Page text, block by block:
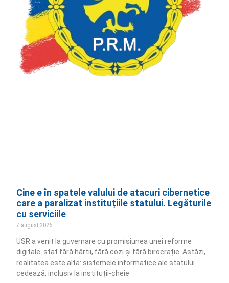
Cine e în spatele valului de atacuri cibernetice
care a paralizat instituțiile statului. Legăturile
cu serviciile
7 august 2026
USR a venit la guvernare cu promisiunea unei reforme
digitale: stat fără hârtii, fără cozi și fără birocrație. Astăzi,
realitatea este alta: sistemele informatice ale statului
cedează, inclusiv la instituții-cheie